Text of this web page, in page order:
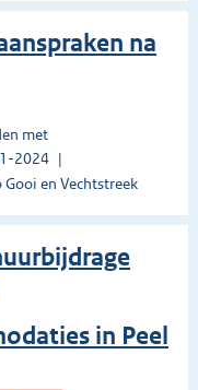
na
met
2024
en Vechtstreek
in Peel